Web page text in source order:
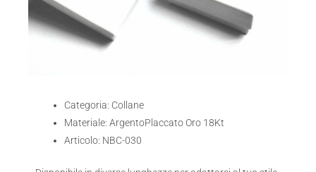
Categoria: Collane
Materiale: ArgentoPlaccato Oro 18Kt
Articolo: NBC-030